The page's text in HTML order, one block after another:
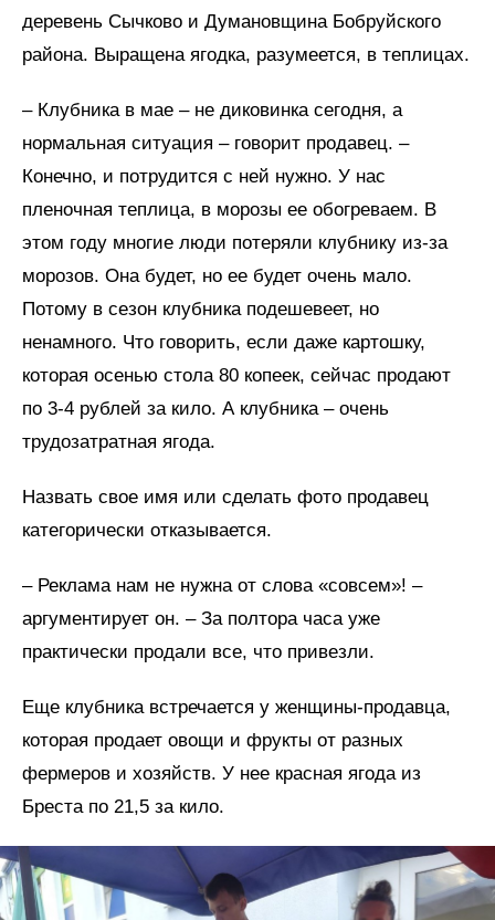
деревень Сычково и Думановщина Бобруйского
района. Выращена ягодка, разумеется, в теплицах.
– Клубника в мае – не диковинка сегодня, а
нормальная ситуация – говорит продавец. –
Конечно, и потрудится с ней нужно. У нас
пленочная теплица, в морозы ее обогреваем. В
этом году многие люди потеряли клубнику из-за
морозов. Она будет, но ее будет очень мало.
Потому в сезон клубника подешевеет, но
ненамного. Что говорить, если даже картошку,
которая осенью стола 80 копеек, сейчас продают
по 3-4 рублей за кило. А клубника – очень
трудозатратная ягода.
Назвать свое имя или сделать фото продавец
категорически отказывается.
– Реклама нам не нужна от слова «совсем»! –
аргументирует он. – За полтора часа уже
практически продали все, что привезли.
Еще клубника встречается у женщины-продавца,
которая продает овощи и фрукты от разных
фермеров и хозяйств. У нее красная ягода из
Бреста по 21,5 за кило.